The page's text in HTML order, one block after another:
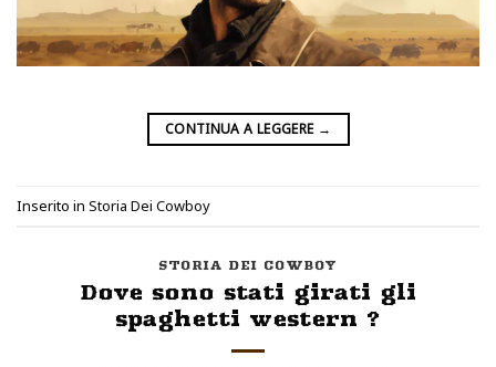
CONTINUA A LEGGERE →
Inserito in Storia Dei Cowboy
STORIA DEI COWBOY
Dove sono stati girati gli
spaghetti western ?